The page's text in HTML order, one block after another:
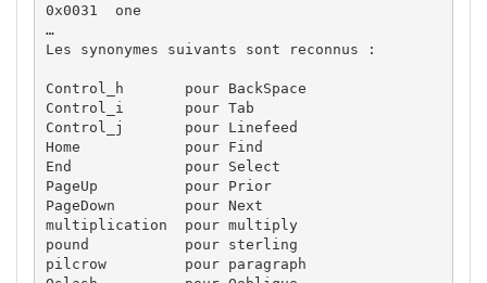
0x0031	one
…
Les synonymes suivants sont reconnus :
Control_h       pour BackSpace
Control_i       pour Tab
Control_j       pour Linefeed
Home            pour Find
End             pour Select
PageUp          pour Prior
PageDown        pour Next
multiplication  pour multiply
pound           pour sterling
pilcrow         pour paragraph